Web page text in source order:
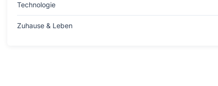
Technologie
Zuhause & Leben